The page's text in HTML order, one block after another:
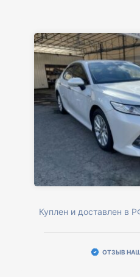
Куплен и доставлен в
ОТЗЫВ